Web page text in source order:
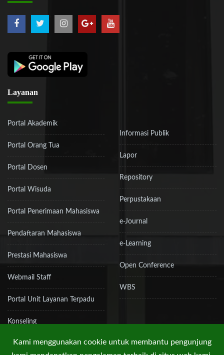
Layanan
Portal Akademik
Portal Orang Tua
Portal Dosen
Portal Wisuda
Portal Penerimaan Mahasiswa
Pendaftaran Mahasiswa
Prestasi Mahasiswa
Webmail Staff
Portal Unit Layanan Terpadu
Konseling
Informasi Publik
Lapor
Repository
Perpustakaan
e-Journal
e-Learning
Open Conference
WBS
Kami menggunakan cookie untuk membantu pengunjung